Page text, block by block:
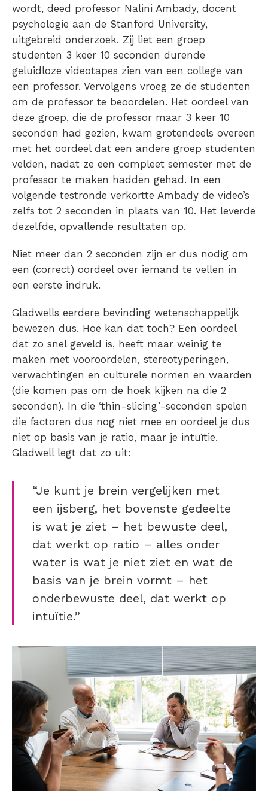
wordt, deed professor Nalini Ambady, docent
psychologie aan de Stanford University,
uitgebreid onderzoek. Zij liet een groep
studenten 3 keer 10 seconden durende
geluidloze videotapes zien van een college van
een professor. Vervolgens vroeg ze de studenten
om de professor te beoordelen. Het oordeel van
deze groep, die de professor maar 3 keer 10
seconden had gezien, kwam grotendeels overeen
met het oordeel dat een andere groep studenten
velden, nadat ze een compleet semester met de
professor te maken hadden gehad. In een
volgende testronde verkortte Ambady de video’s
zelfs tot 2 seconden in plaats van 10. Het leverde
dezelfde, opvallende resultaten op.
Niet meer dan 2 seconden zijn er dus nodig om
een (correct) oordeel over iemand te vellen in
een eerste indruk.
Gladwells eerdere bevinding wetenschappelijk
bewezen dus. Hoe kan dat toch? Een oordeel
dat zo snel geveld is, heeft maar weinig te
maken met vooroordelen, stereotyperingen,
verwachtingen en culturele normen en waarden
(die komen pas om de hoek kijken na die 2
seconden). In die ‘thin-slicing’-seconden spelen
die factoren dus nog niet mee en oordeel je dus
niet op basis van je ratio, maar je intuïtie.
Gladwell legt dat zo uit:
“Je kunt je brein vergelijken met
een ijsberg, het bovenste gedeelte
is wat je ziet – het bewuste deel,
dat werkt op ratio – alles onder
water is wat je niet ziet en wat de
basis van je brein vormt – het
onderbewuste deel, dat werkt op
intuïtie.”